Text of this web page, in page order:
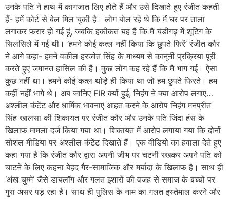
उनके पति ने हाथ में कागजात लिए होते हैं और उसे दिखाते हुए रंजीत कहती
हैं- हमें कोर्ट से बेल मिल चुकी है। लोग बोल रहे थे कि मैं घर पर ताला
लगाकर फरार हो गई हूं, जबकि हकीकत यह है कि मैं चंडीगढ़ में शूटिंग के
सिलसिले में गई थी। ‘हमने कोई कत्ल नहीं किया कि छुपते फिरें’ रंजीत कौर
ने आगे कहा- हमने वकील हरजोत सिंह के माध्यम से कानूनी प्रक्रिया पूरी
करते हुए जमानत हासिल की है। कुछ लोग कह रहे हैं कि मैं भाग गई। ऐसा
कुछ नहीं था। हमने कोई कत्ल थोड़े ही किया था जो हम छुपते फिरते। हम
कहीं नहीं भागे थे। अब जानिए FIR क्यों हुई, निहंग ने क्या आरोप लगाए…
अश्लील कंटेंट और धार्मिक भावनाएं आहत करने के आरोप निहंग मनप्रीत
सिंह खालसा की शिकायत पर रंजीत कौर और उनके पति जिंदा हंस के
खिलाफ मामला दर्ज किया गया था। शिकायत में आरोप लगाया गया कि दोनों
सोशल मीडिया पर अश्लील कंटेंट दिखाते हैं। एक वीडियो का हवाला देते हुए
कहा गया है कि रंजीत कौर द्वारा अपनी जीभ पर चटनी रखकर अपने पति को
चाटने के लिए कहना बेहद गैर-सामाजिक और मर्यादा के खिलाफ है। साथ ही
‘अंख चुम्मे’ जैसे डायलॉग और गलत इशारों की वजह से समाज के बच्चों पर
गुरा असर पड़ रहा है। साथ ही पुलिस के नाम का गलत इस्तेमाल करने और